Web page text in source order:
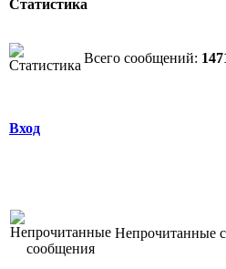
Статистика
Всего сообщений:
Вход
Непрочитанные